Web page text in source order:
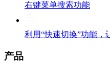
右键菜单搜索功能
利用“快速切换”功能，
产品